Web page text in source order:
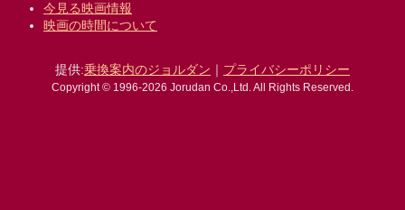
今見る映画情報
映画の時間について
提供:乗換案内のジョルダン ｜ プライバシーポリシー
Copyright © 1996-2026 Jorudan Co.,Ltd. All Rights Reserved.